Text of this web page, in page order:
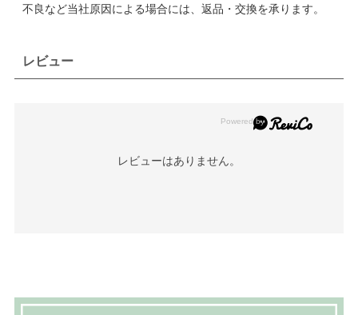
不良など当社原因による場合には、返品・交換を承ります。
レビュー
レビューはありません。